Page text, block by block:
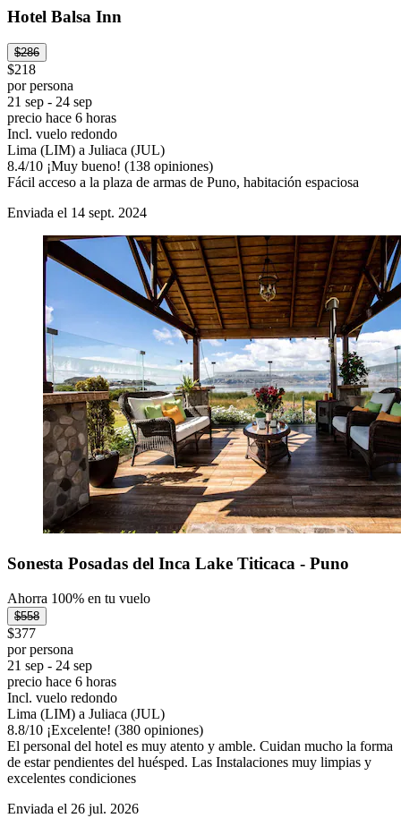
Hotel Balsa Inn
$286
$218
por persona
21 sep - 24 sep
precio hace 6 horas
Incl. vuelo redondo
Lima (LIM) a Juliaca (JUL)
8.4/10 ¡Muy bueno! (138 opiniones)
Fácil acceso a la plaza de armas de Puno, habitación espaciosa
Enviada el 14 sept. 2024
Sonesta Posadas del Inca Lake Titicaca - Puno
Ahorra 100% en tu vuelo
$558
$377
por persona
21 sep - 24 sep
precio hace 6 horas
Incl. vuelo redondo
Lima (LIM) a Juliaca (JUL)
8.8/10 ¡Excelente! (380 opiniones)
El personal del hotel es muy atento y amble. Cuidan mucho la forma
de estar pendientes del huésped. Las Instalaciones muy limpias y
excelentes condiciones
Enviada el 26 jul. 2026